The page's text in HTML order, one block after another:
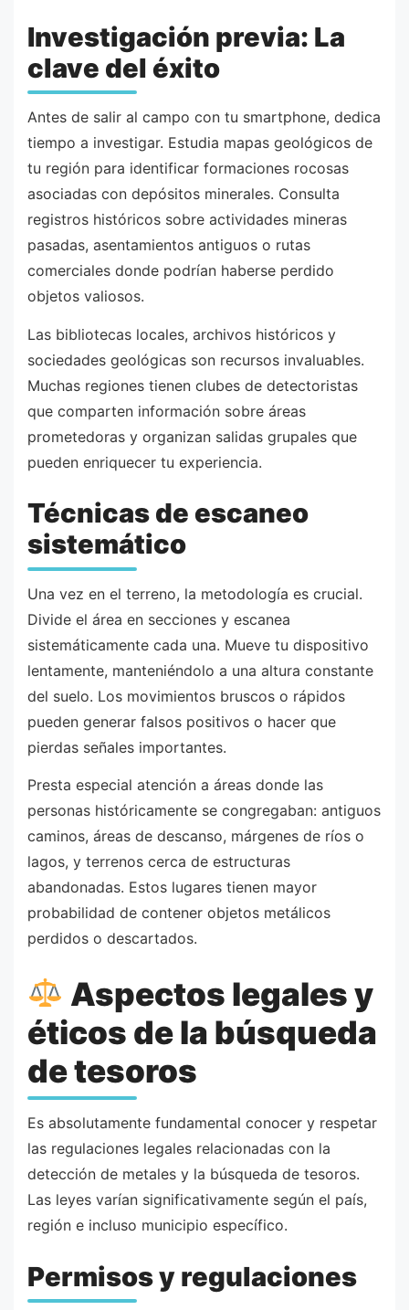
Investigación previa: La
clave del éxito
Antes de salir al campo con tu smartphone, dedica
tiempo a investigar. Estudia mapas geológicos de
tu región para identificar formaciones rocosas
asociadas con depósitos minerales. Consulta
registros históricos sobre actividades mineras
pasadas, asentamientos antiguos o rutas
comerciales donde podrían haberse perdido
objetos valiosos.
Las bibliotecas locales, archivos históricos y
sociedades geológicas son recursos invaluables.
Muchas regiones tienen clubes de detectoristas
que comparten información sobre áreas
prometedoras y organizan salidas grupales que
pueden enriquecer tu experiencia.
Técnicas de escaneo
sistemático
Una vez en el terreno, la metodología es crucial.
Divide el área en secciones y escanea
sistemáticamente cada una. Mueve tu dispositivo
lentamente, manteniéndolo a una altura constante
del suelo. Los movimientos bruscos o rápidos
pueden generar falsos positivos o hacer que
pierdas señales importantes.
Presta especial atención a áreas donde las
personas históricamente se congregaban: antiguos
caminos, áreas de descanso, márgenes de ríos o
lagos, y terrenos cerca de estructuras
abandonadas. Estos lugares tienen mayor
probabilidad de contener objetos metálicos
perdidos o descartados.
Aspectos legales y
éticos de la búsqueda
de tesoros
Es absolutamente fundamental conocer y respetar
las regulaciones legales relacionadas con la
detección de metales y la búsqueda de tesoros.
Las leyes varían significativamente según el país,
región e incluso municipio específico.
Permisos y regulaciones